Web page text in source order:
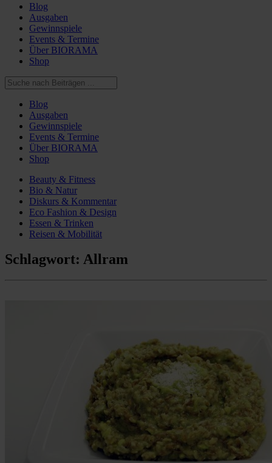
Blog
Ausgaben
Gewinnspiele
Events & Termine
Über BIORAMA
Shop
Blog
Ausgaben
Gewinnspiele
Events & Termine
Über BIORAMA
Shop
Beauty & Fitness
Bio & Natur
Diskurs & Kommentar
Eco Fashion & Design
Essen & Trinken
Reisen & Mobilität
Schlagwort: Allram